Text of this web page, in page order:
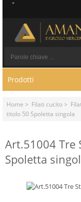
Prodotti
Home > Filati cucito>
titolo 50 Spoletta singola
Art.51004 Tre
Spoletta